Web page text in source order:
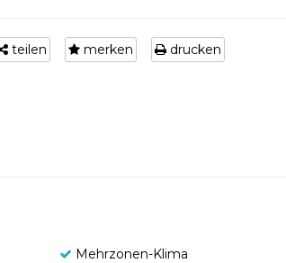
teilen merken drucken
Mehrzonen-Klima